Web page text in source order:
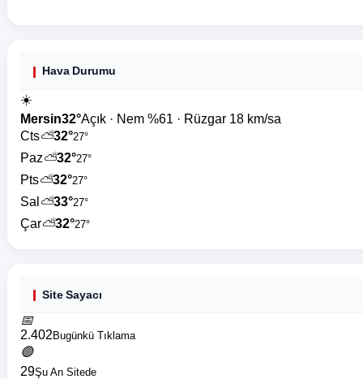
Hava Durumu
☀️
Mersin32°Açık · Nem %61 · Rüzgar 18 km/sa
Cts⛅32°27°
Paz⛅32°27°
Pts⛅32°27°
Sal ⛅33°27°
Çar⛅32°27°
Site Sayacı
📅
2.402 Bugünkü Tıklama
🟢
29Şu An Sitede